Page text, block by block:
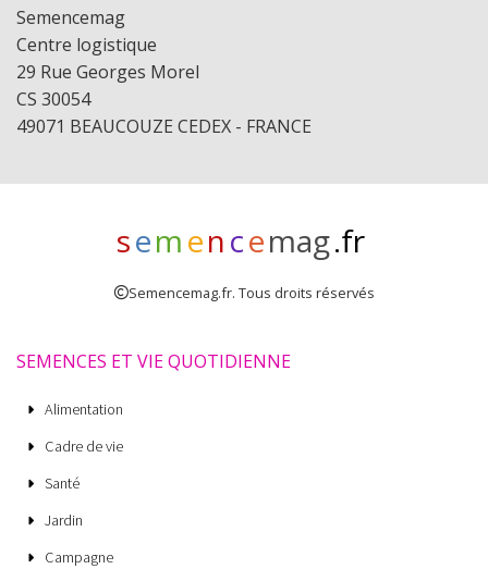
Semencemag
Centre logistique
29 Rue Georges Morel
CS 30054
49071 BEAUCOUZE CEDEX - FRANCE
semencemag.fr
Semencemag.fr. Tous droits réservés
SEMENCES ET VIE QUOTIDIENNE
Alimentation
Cadre de vie
Santé
Jardin
Campagne